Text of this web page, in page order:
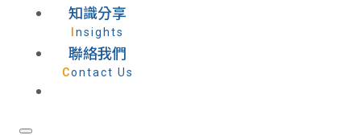
知識分享
Insights
聯絡我們
Contact Us